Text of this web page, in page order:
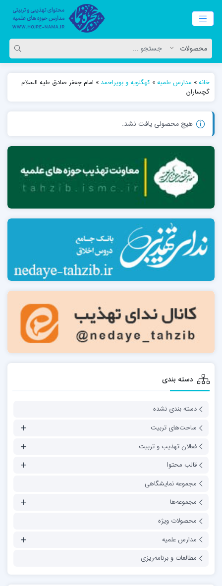
خانه» مدارس علمیه» کهگلویه و بویراحمد » امام جعفر صادق علیه السلام
گچساران
هیچ محصولی یافت نشد.
دسته بندی
دسته بندی نشده
ساحت‌های تربیت
فعالان تهذیب و تربیت
قالب محتوا
مجموعه نمایشگاهی
مجموعه‌ها
محصولات ویژه
مدارس علمیه
مطالعات و برنامه‌ریزی